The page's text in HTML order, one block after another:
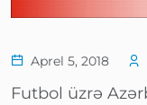
Aprel 5, 2018
Futbol üzrə